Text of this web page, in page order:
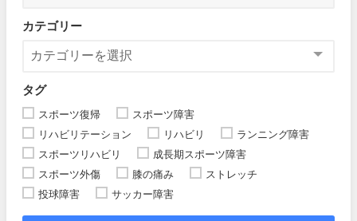
カテゴリー
タグ
スポーツ復帰
スポーツ障害
リハビリテーション
リハビリ
ランニング障害
スポーツリハビリ
成長期スポーツ障害
スポーツ外傷
膝の痛み
ストレッチ
投球障害
サッカー障害